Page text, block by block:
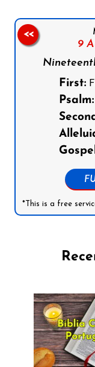
9
First:
Psalm:
*This is a free
<<